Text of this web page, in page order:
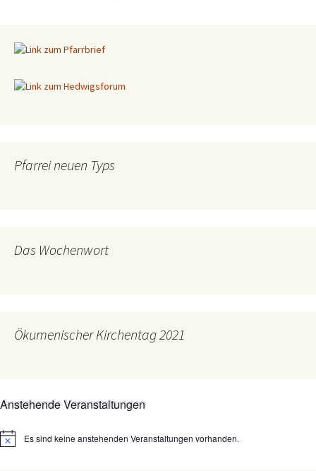
Pfarrei neuen Typs
Das Wochenwort
Ökumenischer Kirchentag 2021
Anstehende Veranstaltungen
HinweisEs sind keine anstehenden Veranstaltungen vorhanden.